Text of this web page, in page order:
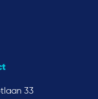
33